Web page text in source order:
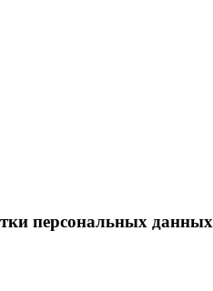
персональных данных